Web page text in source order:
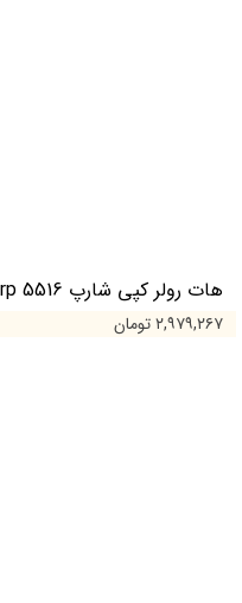
هات رولر کپی شارپ 5516 Sharp
۲,۹۷۹,۲۶۷ تومان